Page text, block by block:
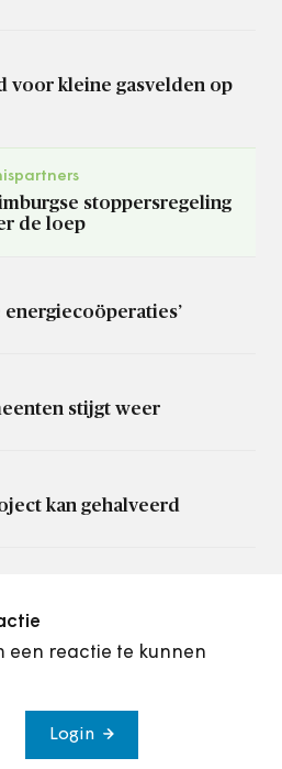
voor kleine gasvelden op
stoppersregeling
de loep
energiecoöperaties’
stijgt weer
kan gehalveerd
een reactie te kunnen
Login